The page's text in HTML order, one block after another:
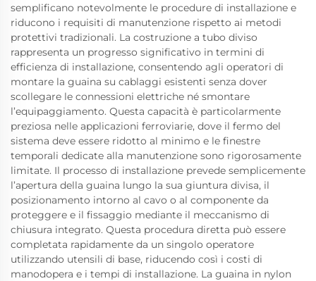
semplificano notevolmente le procedure di installazione e
riducono i requisiti di manutenzione rispetto ai metodi
protettivi tradizionali. La costruzione a tubo diviso
rappresenta un progresso significativo in termini di
efficienza di installazione, consentendo agli operatori di
montare la guaina su cablaggi esistenti senza dover
scollegare le connessioni elettriche né smontare
l’equipaggiamento. Questa capacità è particolarmente
preziosa nelle applicazioni ferroviarie, dove il fermo del
sistema deve essere ridotto al minimo e le finestre
temporali dedicate alla manutenzione sono rigorosamente
limitate. Il processo di installazione prevede semplicemente
l’apertura della guaina lungo la sua giuntura divisa, il
posizionamento intorno al cavo o al componente da
proteggere e il fissaggio mediante il meccanismo di
chiusura integrato. Questa procedura diretta può essere
completata rapidamente da un singolo operatore
utilizzando utensili di base, riducendo così i costi di
manodopera e i tempi di installazione. La guaina in nylon